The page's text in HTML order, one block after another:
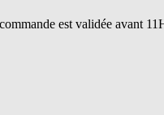
est validée avant